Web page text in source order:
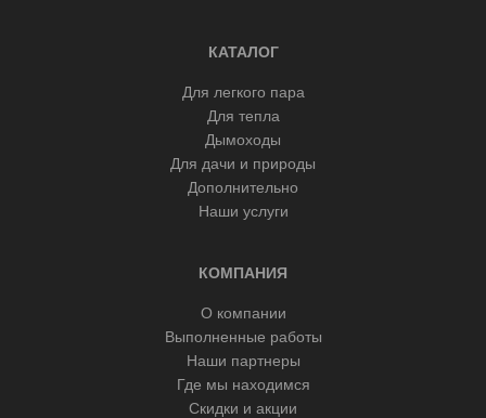
КАТАЛОГ
Для легкого пара
Для тепла
Дымоходы
Для дачи и природы
Дополнительно
Наши услуги
КОМПАНИЯ
О компании
Выполненные работы
Наши партнеры
Где мы находимся
Скидки и акции